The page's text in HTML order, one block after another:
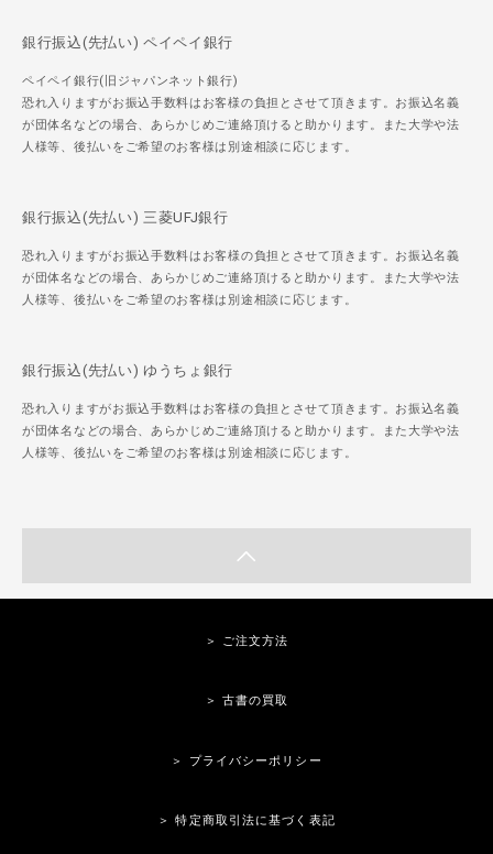
銀行振込(先払い) ペイペイ銀行
ペイペイ銀行(旧ジャパンネット銀行)
恐れ入りますがお振込手数料はお客様の負担とさせて頂きます。お振込名義
が団体名などの場合、あらかじめご連絡頂けると助かります。また大学や法
人様等、後払いをご希望のお客様は別途相談に応じます。
銀行振込(先払い) 三菱UFJ銀行
恐れ入りますがお振込手数料はお客様の負担とさせて頂きます。お振込名義
が団体名などの場合、あらかじめご連絡頂けると助かります。また大学や法
人様等、後払いをご希望のお客様は別途相談に応じます。
銀行振込(先払い) ゆうちょ銀行
恐れ入りますがお振込手数料はお客様の負担とさせて頂きます。お振込名義
が団体名などの場合、あらかじめご連絡頂けると助かります。また大学や法
人様等、後払いをご希望のお客様は別途相談に応じます。
＞ ご注文方法
＞ 古書の買取
＞ プライバシーポリシー
＞ 特定商取引法に基づく表記